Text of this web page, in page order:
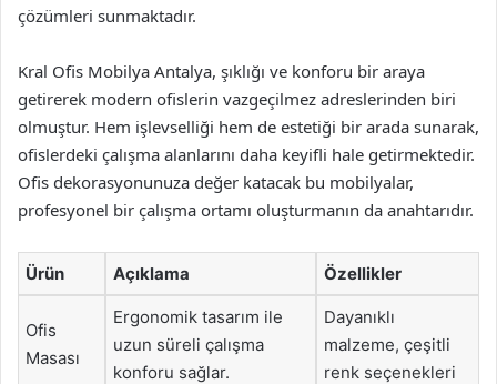
çözümleri sunmaktadır.
Kral Ofis Mobilya Antalya, şıklığı ve konforu bir araya
getirerek modern ofislerin vazgeçilmez adreslerinden biri
olmuştur. Hem işlevselliği hem de estetiği bir arada sunarak,
ofislerdeki çalışma alanlarını daha keyifli hale getirmektedir.
Ofis dekorasyonunuza değer katacak bu mobilyalar,
profesyonel bir çalışma ortamı oluşturmanın da anahtarıdır.
Ürün Açıklama Özellikler
Ofis
Masası
Ergonomik tasarım ile
uzun süreli çalışma
konforu sağlar.
Dayanıklı
malzeme, çeşitli
renk seçenekleri